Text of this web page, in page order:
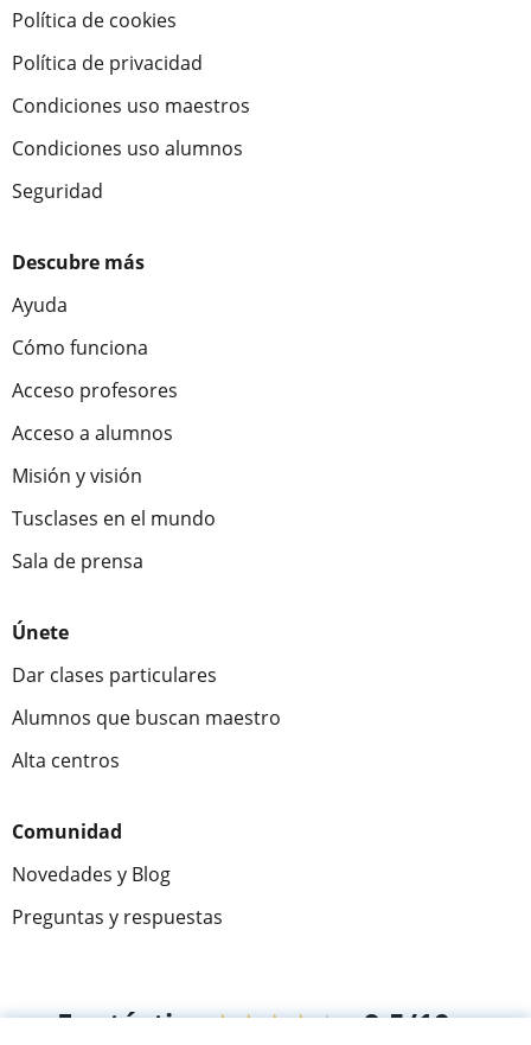
Política de cookies
Política de privacidad
Condiciones uso maestros
Condiciones uso alumnos
Seguridad
Descubre más
Ayuda
Cómo funciona
Acceso profesores
Acceso a alumnos
Misión y visión
Tusclases en el mundo
Sala de prensa
Únete
Dar clases particulares
Alumnos que buscan maestro
Alta centros
Comunidad
Novedades y Blog
Preguntas y respuestas
Fantástica★★★★★ 9,5/10